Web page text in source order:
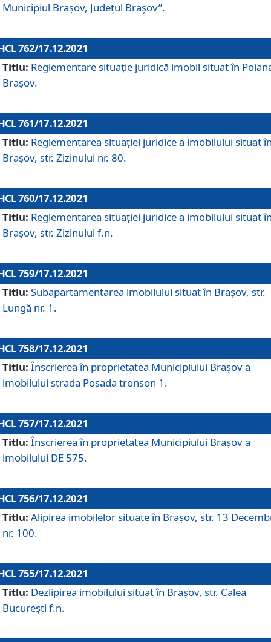
Municipiul Brașov, Județul Brașov”.
762/17.12.2021
Titlu: Reglementare situație juridică imobil situat în
Brașov.
761/17.12.2021
Titlu: Reglementarea situației juridice a imobilului situat
Brașov, str. Zizinului nr. 80.
760/17.12.2021
Titlu: Reglementarea situației juridice a imobilului situat
Brașov, str. Zizinului f.n.
759/17.12.2021
Titlu: Subapartamentarea imobilului situat în Brașov, str.
Lungă nr. 1.
758/17.12.2021
Titlu: Înscrierea în proprietatea Municipiului Brașov a
imobilului strada Posada tronson 1.
757/17.12.2021
Titlu: Înscrierea în proprietatea Municipiului Brașov a
imobilului DE 575.
756/17.12.2021
Titlu: Alipirea imobilelor situate în Brașov, str. 13
nr. 100.
755/17.12.2021
Titlu: Dezlipirea imobilului situat în Brașov, str. Calea
București f.n.